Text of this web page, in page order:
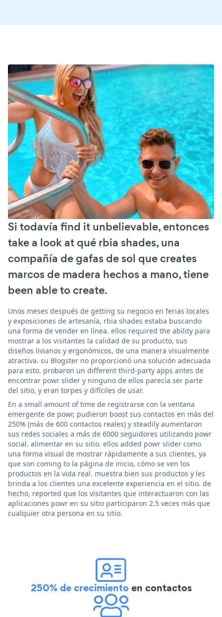
Si todavía find it unbelievable, entonces
take a look at qué rbia shades, una
compañía de gafas de sol que creates
marcos de madera hechos a mano, tiene
been able to create.
Unos meses después de getting su negocio en ferias locales
y exposiciones de artesanía, rbia shades estaba buscando
una forma de vender en línea. ellos required the ability para
mostrar a los visitantes la calidad de su producto, sus
diseños livianos y ergonómicos, de una manera visualmente
atractiva. su Blogster no proporcionó una solución adecuada
para esto. probaron un different third-party apps antes de
encontrar powr slider y ninguno de ellos parecía ser parte
del sitio, y eran torpes y difíciles de usar.
En a small amount of time de registrarse con la ventana
emergente de powr, pudieron boost sus contactos en más del
250% (más de 600 contactos reales) y steadily aumentaron
sus redes sociales a más de 6000 seguidores utilizando powr
social. alimentar en su sitio. ellos added powr slider como
una forma visual de mostrar rápidamente a sus clientes, ya
que son coming to la página de inicio, cómo se ven los
productos en la vida real. muestra bien sus productos y les
brinda a los clientes una excelente experiencia en el sitio. de
hecho, reported que los visitantes que interactuaron con las
aplicaciones powr en su sitio participaron 2.5 veces más que
cualquier otra persona en su sitio.
250% de crecimientoen contactos